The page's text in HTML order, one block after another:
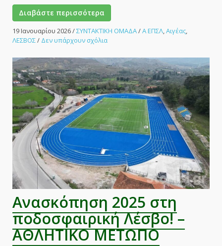
Διαβάστε περισσότερα
19 Ιανουαρίου 2026/ΣΥΝΤΑΚΤΙΚΗ ΟΜΑΔΑ/Α ΕΠΣΛ,Αιγέας,
ΛΕΣΒΟΣ/ Δεν υπάρχουν σχόλιαστο
με
άρωμα
Super
League
για
τον
Αιγέα
Πλωμαρίου!
–
ΜΕΤΩΠΟ
Ανασκόπηση 2025 στη
ποδοσφαιρική Λέσβο! –
ΑΘΛΗΤΙΚΟ ΜΕΤΩΠΟ